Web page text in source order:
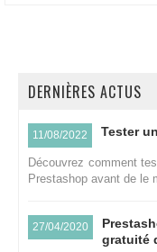
DERNIÈRES ACTUS
11/08/2022 Tester
Découvrez comment
Prestashop avant de le
27/04/2020
gratuité